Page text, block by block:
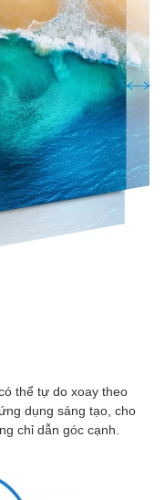
thể tự do xoay theo
dụng sáng tạo, cho
chỉ dẫn góc cạnh.